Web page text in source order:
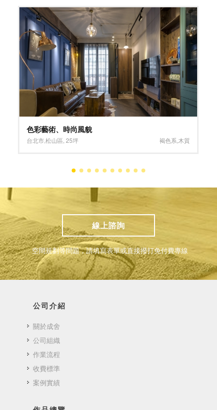
都市摩登 舒適居家
台北市,中山區 ,28坪 淺色系,木地板
線上諮詢
空間規劃等問題，請填寫表單或直接撥打免付費專線
公司介紹
關於成舍
公司組織
作業流程
收費標準
案例實績